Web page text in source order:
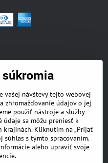
vašej návštevy tejto webovej
zhromažďovanie údajov o jej
použiť nástroje a služby
údaje sa môžu preniesť k
krajinách. Kliknutím na „Prijať
súhlas s týmto spracovaním.
alebo upraviť svoje